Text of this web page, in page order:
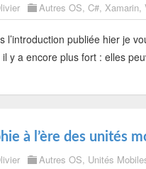
Autres OS, C#, Xamarin,
l’introduction publiée hier je
y a encore plus fort : elles
à l’ère des unités
Autres OS, Unités